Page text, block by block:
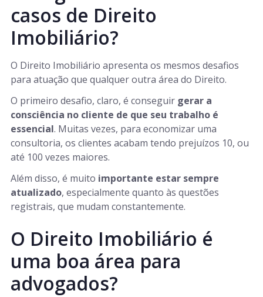
casos de Direito
Imobiliário?
O Direito Imobiliário apresenta os mesmos desafios
para atuação que qualquer outra área do Direito.
O primeiro desafio, claro, é conseguir gerar a
consciência no cliente de que seu trabalho é
essencial. Muitas vezes, para economizar uma
consultoria, os clientes acabam tendo prejuízos 10, ou
até 100 vezes maiores.
Além disso, é muito importante estar sempre
atualizado, especialmente quanto às questões
registrais, que mudam constantemente.
O Direito Imobiliário é
uma boa área para
advogados?